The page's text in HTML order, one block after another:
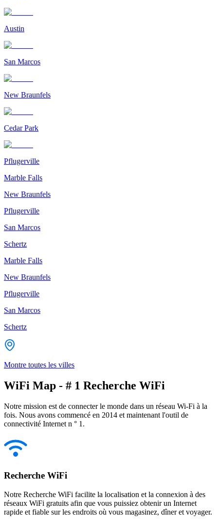
Austin
San Marcos
New Braunfels
Cedar Park
Pflugerville
Marble Falls
New Braunfels
Pflugerville
San Marcos
Schertz
Marble Falls
New Braunfels
Pflugerville
San Marcos
Schertz
Montre toutes les villes
WiFi Map - # 1 Recherche WiFi
Notre mission est de connecter le monde dans un réseau Wi-Fi à la
fois. Nous avons commencé en 2014 et maintenant l'outil de
connectivité Internet n ° 1.
Recherche WiFi
Notre Recherche WiFi facilite la localisation et la connexion à des
réseaux WiFi gratuits afin que vous puissiez obtenir un Internet
rapide et fiable sur les endroits où vous magasinez, dîner et voyager.